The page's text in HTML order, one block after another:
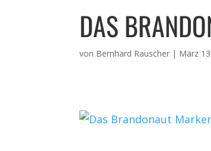
DAS
von Bernhard Rauscher | März